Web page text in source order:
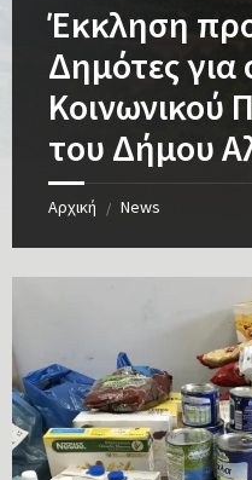
Έκκληση
Δημότες για
Κοινωνικού
του Δήμου
Αρχική / News